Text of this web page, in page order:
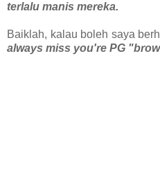
terlalu manis mereka.
Baiklah, kalau boleh saya
always miss you're PG